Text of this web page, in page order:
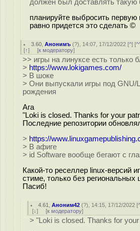
должен был доставлять такую
планируйте выбросить
равно придется это сделать ©
3.60 ,Анонимъ (?), 14:07, 17/12/2022 [^] [
[↑] [к модератору]
>> игры на линуксе есть только
> https://www.lokigames.com/
> В шоке
> Они выпускали игры под GNU/
рождения
Ага
"Loki is closed. Thanks for your
Последние репозитории
> https://
> В афиге
> id Software вообще бегают с
Какой-то реселлер linux-версий
стиме, только без региональных
Пасиб!
4.61 ,Аноним42 (?), 14:15, 17/12/2022 [
[↓] [к модератору]
> "Loki is closed. Thanks for